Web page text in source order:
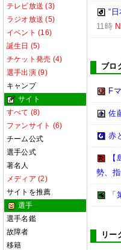
テレビ放送 (3)
ラジオ放送 (5)
イベント (16)
誕生日 (5)
チケット発売 (4)
選手出演 (9)
キャンプ
サイト
すべて (8)
ファンサイト (6)
チーム公式
選手公式
著名人
メディア (2)
サイトを推薦
選手
選手名鑑
故障者
移籍
“
11時
ブロ
F
佐
赤
勢、指
リー